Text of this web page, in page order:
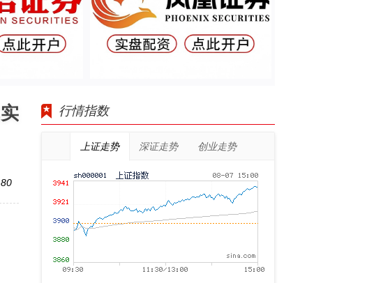
行情指数
上证走势 深证走势 创业走势